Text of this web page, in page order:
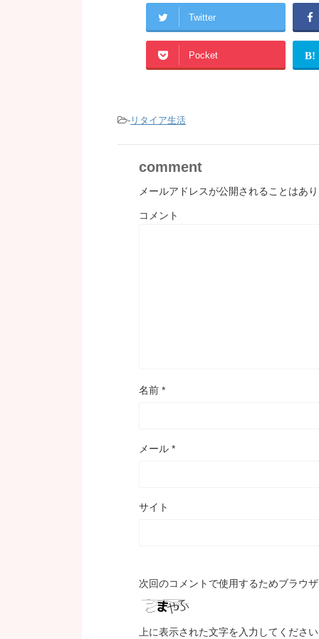
Twitter
Pocket B!
- リタイア生活
comment
メールアドレスが公開されることはあ
コメント
名前 *
メール *
サイト
次回のコメントで使用するためブラウ
上に表示された文字を入力してくださ